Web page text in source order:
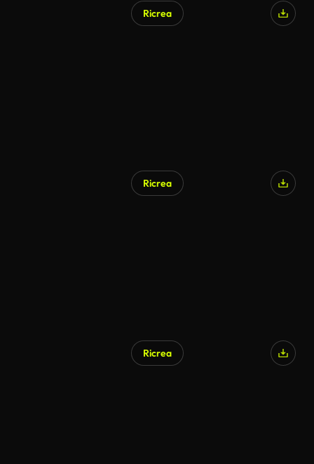
Ricrea
Ricrea
Ricrea